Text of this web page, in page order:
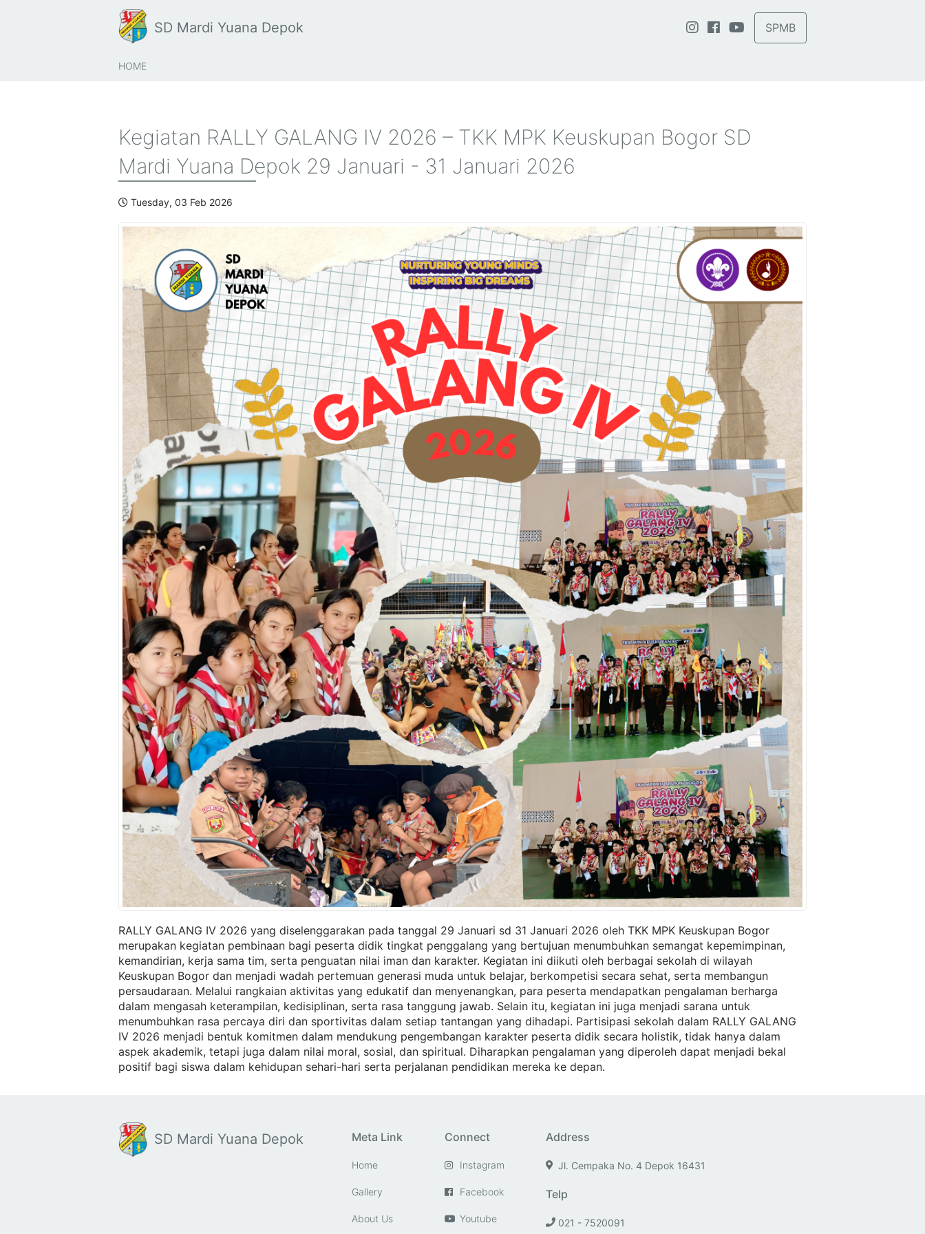
SD Mardi Yuana Depok SPMB
HOME
Kegiatan RALLY GALANG IV 2026 – TKK MPK Keuskupan Bogor SD
Mardi Yuana Depok 29 Januari - 31 Januari 2026
Tuesday, 03 Feb 2026
RALLY GALANG IV 2026 yang diselenggarakan pada tanggal 29 Januari sd 31 Januari 2026 oleh TKK MPK Keuskupan Bogor
merupakan kegiatan pembinaan bagi peserta didik tingkat penggalang yang bertujuan menumbuhkan semangat kepemimpinan,
kemandirian, kerja sama tim, serta penguatan nilai iman dan karakter. Kegiatan ini diikuti oleh berbagai sekolah di wilayah
Keuskupan Bogor dan menjadi wadah pertemuan generasi muda untuk belajar, berkompetisi secara sehat, serta membangun
persaudaraan. Melalui rangkaian aktivitas yang edukatif dan menyenangkan, para peserta mendapatkan pengalaman berharga
dalam mengasah keterampilan, kedisiplinan, serta rasa tanggung jawab. Selain itu, kegiatan ini juga menjadi sarana untuk
menumbuhkan rasa percaya diri dan sportivitas dalam setiap tantangan yang dihadapi. Partisipasi sekolah dalam RALLY GALANG
IV 2026 menjadi bentuk komitmen dalam mendukung pengembangan karakter peserta didik secara holistik, tidak hanya dalam
aspek akademik, tetapi juga dalam nilai moral, sosial, dan spiritual. Diharapkan pengalaman yang diperoleh dapat menjadi bekal
positif bagi siswa dalam kehidupan sehari-hari serta perjalanan pendidikan mereka ke depan.
SD Mardi Yuana Depok Meta Link
Home
Gallery
About Us
Connect
Instagram
Facebook
Youtube
Address
Jl. Cempaka No. 4 Depok 16431
Telp
021 - 7520091